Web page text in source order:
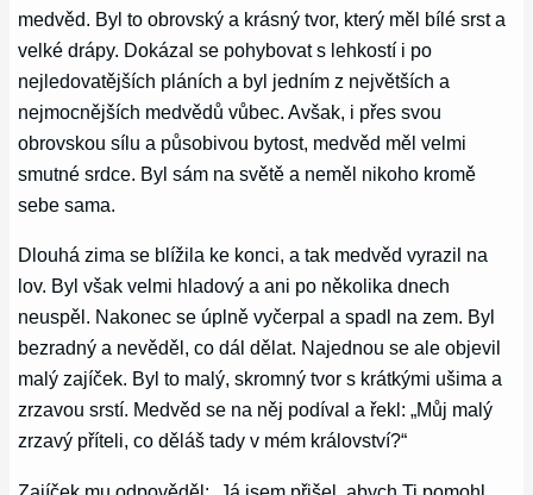
medvěd. Byl to obrovský a krásný tvor, který měl bílé srst a
velké drápy. Dokázal se pohybovat s lehkostí i po
nejledovatějších pláních a byl jedním z největších a
nejmocnějších medvědů vůbec. Avšak, i přes svou
obrovskou sílu a působivou bytost, medvěd měl velmi
smutné srdce. Byl sám na světě a neměl nikoho kromě
sebe sama.
Dlouhá zima se blížila ke konci, a tak medvěd vyrazil na
lov. Byl však velmi hladový a ani po několika dnech
neuspěl. Nakonec se úplně vyčerpal a spadl na zem. Byl
bezradný a nevěděl, co dál dělat. Najednou se ale objevil
malý zajíček. Byl to malý, skromný tvor s krátkými ušima a
zrzavou srstí. Medvěd se na něj podíval a řekl: „Můj malý
zrzavý příteli, co děláš tady v mém království?“